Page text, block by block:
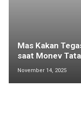
Mas Kakan
saat Monev
November 14, 2025